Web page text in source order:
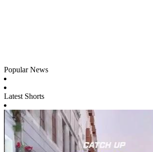
Popular News
Latest Shorts